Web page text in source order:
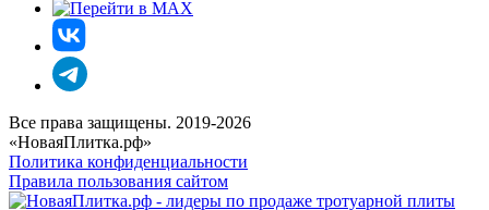
Все права защищены. 2019-2026
«НоваяПлитка.рф»
Политика конфиденциальности
Правила пользования сайтом